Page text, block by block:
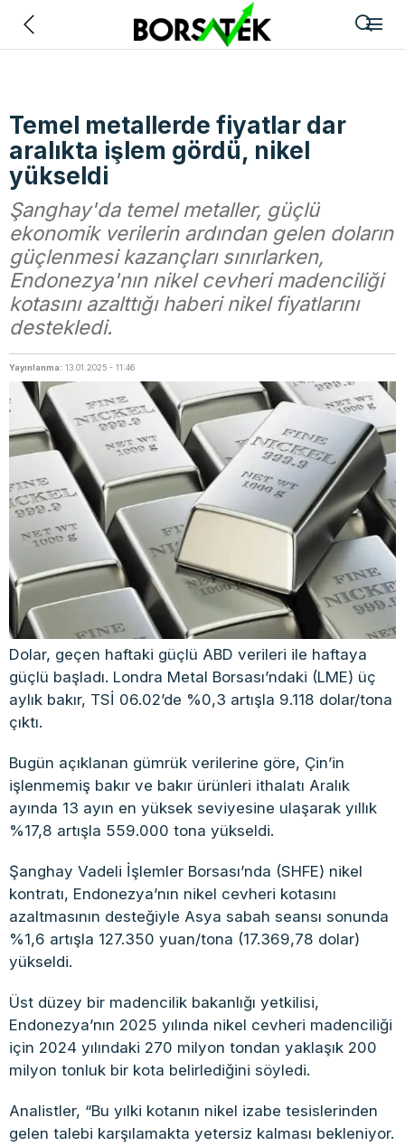
Temel metallerde fiyatlar dar
aralıkta işlem gördü, nikel
yükseldi
Şanghay'da temel metaller, güçlü
ekonomik verilerin ardından gelen doların
güçlenmesi kazançları sınırlarken,
Endonezya'nın nikel cevheri madenciliği
kotasını azalttığı haberi nikel fiyatlarını
destekledi.
Yayınlanma: 13.01.2025 - 11:46
Dolar, geçen haftaki güçlü ABD verileri ile haftaya
güçlü başladı. Londra Metal Borsası’ndaki (LME) üç
aylık bakır, TSİ 06.02’de %0,3 artışla 9.118 dolar/tona
çıktı.
Bugün açıklanan gümrük verilerine göre, Çin’in
işlenmemiş bakır ve bakır ürünleri ithalatı Aralık
ayında 13 ayın en yüksek seviyesine ulaşarak yıllık
%17,8 artışla 559.000 tona yükseldi.
Şanghay Vadeli İşlemler Borsası’nda (SHFE) nikel
kontratı, Endonezya’nın nikel cevheri kotasını
azaltmasının desteğiyle Asya sabah seansı sonunda
%1,6 artışla 127.350 yuan/tona (17.369,78 dolar)
yükseldi.
Üst düzey bir madencilik bakanlığı yetkilisi,
Endonezya’nın 2025 yılında nikel cevheri madenciliği
için 2024 yılındaki 270 milyon tondan yaklaşık 200
milyon tonluk bir kota belirlediğini söyledi.
Analistler, “Bu yılki kotanın nikel izabe tesislerinden
gelen talebi karşılamakta yetersiz kalması bekleniyor.